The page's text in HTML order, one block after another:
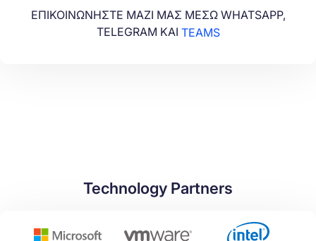
ΕΠΙΚΟΙΝΩΝΗΣΤΕ ΜΑΖΙ ΜΑΣ ΜΕΣΩ WHATSAPP,
TELEGRAM ΚΑΙ TEAMS
Technology Partners